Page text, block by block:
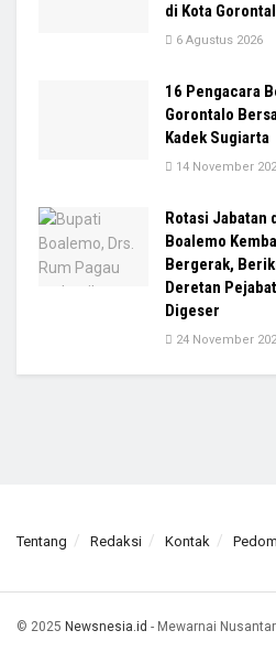
di Kota
6 Agustus 2026
16 Pengacara
Gorontalo
Kadek Sugiarta
14 November
Rotasi Jabatan
Boalemo
Bergerak,
Deretan Pejabat
Digeser
24 November
Tentang Redaksi Kontak
© 2025 Newsnesia.id - Mewarnai